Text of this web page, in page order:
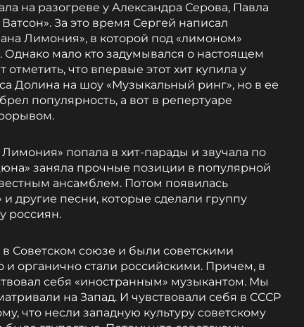
на разогреве у Александра Серова, Павла
За это время Сергей написал
Лимония», в которой под «лимоном»
мало кто задумывался о настоящем
что впервые этот хит купила у
Долина на шоу «Музыкальный ринг», но в ее
популярность, а вот в репертуаре
Лимония» попала в хит-парады и звучала по
заняла прочные позиции в популярной
ансамблем. Потом появилась
другие песни, которые сделали группу
россиян.
Советском союзе и были советскими
и органично стали российскими. Причем, в
себя «иностранным» музыкантом. Мы
на Запад. И чувствовали себя в СССР
что несли западную культуру советскому